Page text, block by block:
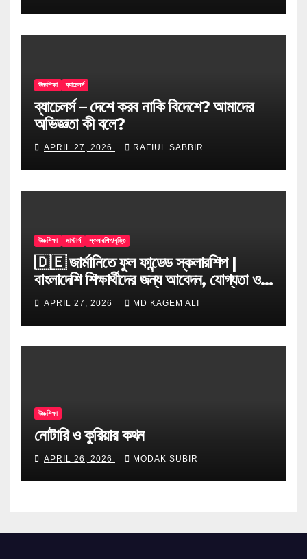
উচ্চশিক্ষা ব্যাচেলর্স
ব্যাচেলর্স – দেশে করব নাকি বিদেশে? আমাদের
অভিজ্ঞতা কী বলে?
APRIL 27, 2026 RAFIUL SABBIR
উচ্চশিক্ষা মাস্টার্স স্কলারশিপ/বৃত্তি
🇩🇪 জার্মানিতে ফুল ফান্ডেড স্কলারশিপ |
বাংলাদেশি শিক্ষার্থীদের জন্য আবেদন, যোগ্যতা ও
টিপস
APRIL 27, 2026 MD KAGEM ALI
উচ্চশিক্ষা
নোটারি ও কুরিয়ার কথন
APRIL 26, 2026 MODAK SUBIR